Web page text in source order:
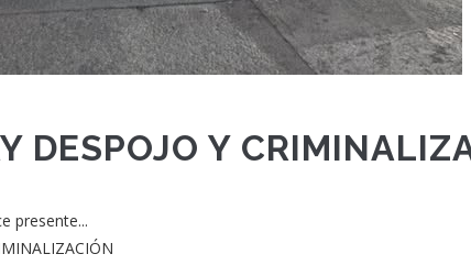
DESPOJO Y
presente...